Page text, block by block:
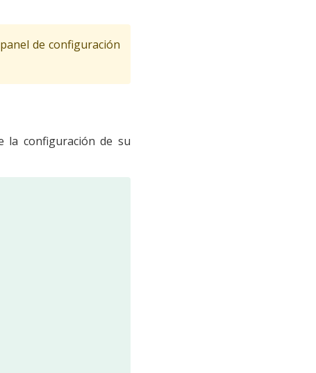
de configuración
la configuración de su